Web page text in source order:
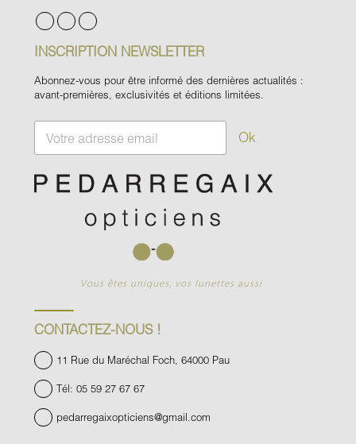
INSCRIPTION NEWSLETTER
Abonnez-vous pour être informé des dernières actualités :
avant-premières, exclusivités et éditions limitées.
E
a
i
Ok
Vous êtes uniques, vos lunettes aussi
CONTACTEZ-NOUS !
11 Rue du Maréchal Foch, 64000 Pau
Tél: 05 59 27 67 67
pedarregaixopticiens@gmail.com